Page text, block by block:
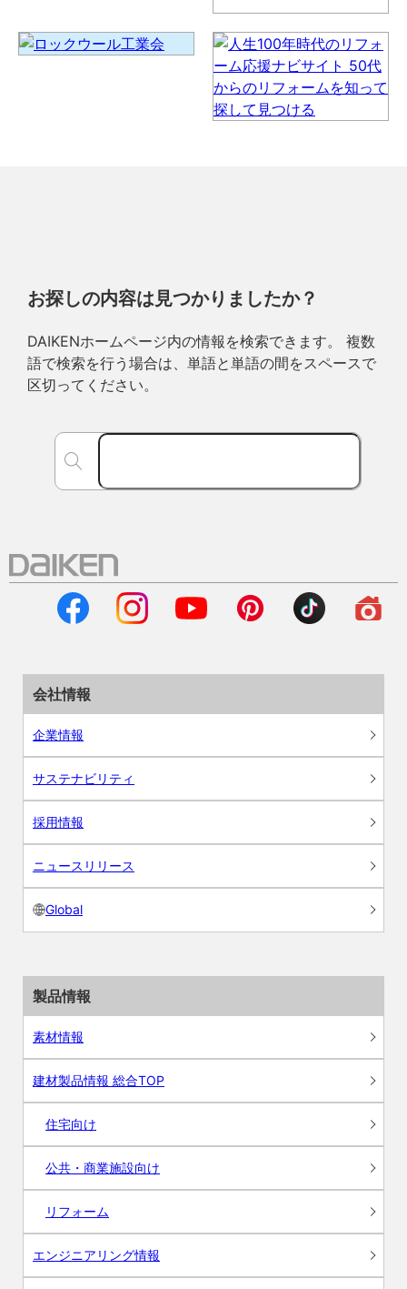
お探しの内容は見つかりましたか？
DAIKENホームページ内の情報を検索できます。 複数
語で検索を行う場合は、単語と単語の間をスペースで
区切ってください。
会社情報
企業情報
サステナビリティ
採用情報
ニュースリリース
Global
製品情報
素材情報
建材製品情報 総合TOP
住宅向け
公共・商業施設向け
リフォーム
エンジニアリング情報